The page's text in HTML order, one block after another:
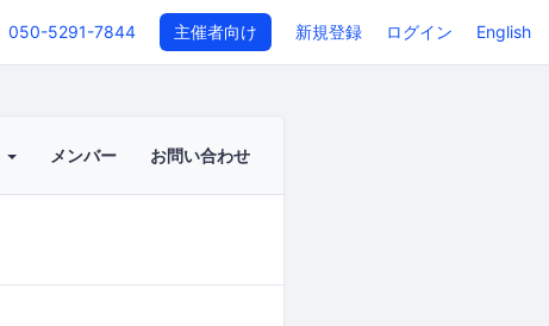
050-5291-7844 主催者向け 新規登録 ログイン English
メンバー お問い合わせ